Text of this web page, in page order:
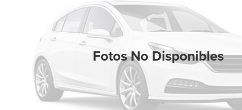
Fotos No Disponibles